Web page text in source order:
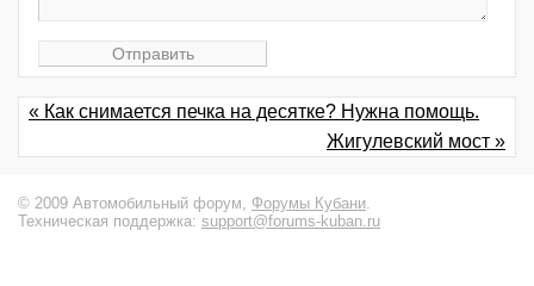
« Как снимается печка на десятке? Нужна помощь.
Жигулевский мост »
© 2009 Автомобильный форум, Форумы Кубани.
Техническая поддержка: support@forums-kuban.ru